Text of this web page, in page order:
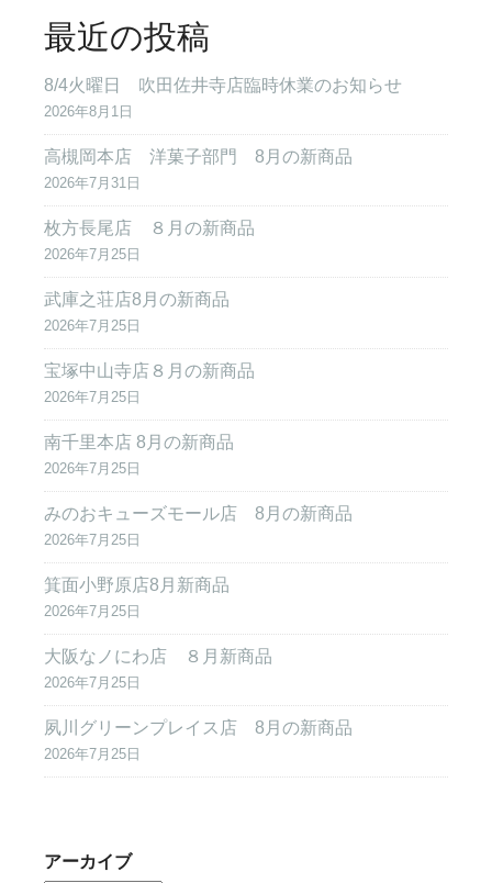
最近の投稿
8/4火曜日 吹田佐井寺店臨時休業のお知らせ
2026年8月1日
高槻岡本店 洋菓子部門 8月の新商品
2026年7月31日
枚方長尾店 ８月の新商品
2026年7月25日
武庫之荘店8月の新商品
2026年7月25日
宝塚中山寺店８月の新商品
2026年7月25日
南千里本店 8月の新商品
2026年7月25日
みのおキューズモール店 8月の新商品
2026年7月25日
箕面小野原店8月新商品
2026年7月25日
大阪なノにわ店 ８月新商品
2026年7月25日
夙川グリーンプレイス店 8月の新商品
2026年7月25日
アーカイブ